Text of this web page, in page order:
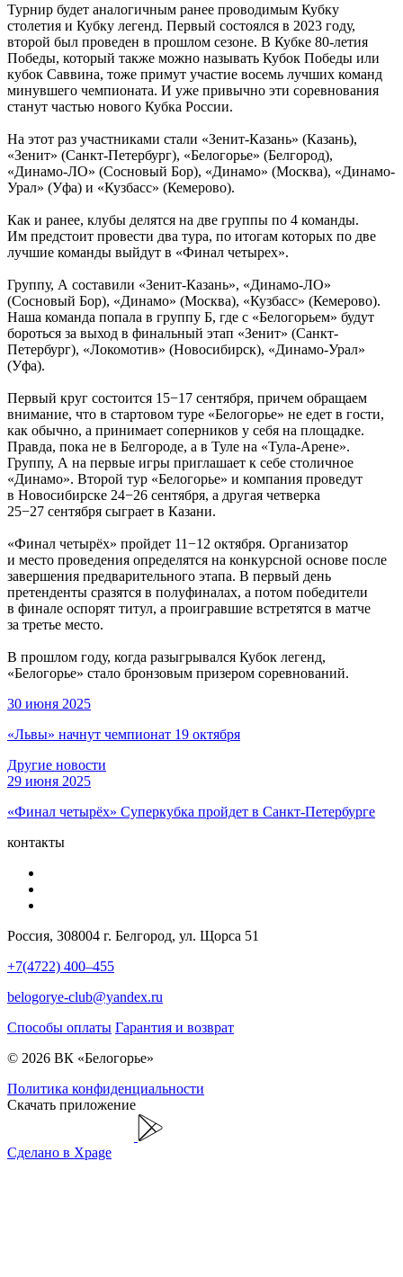
Турнир будет аналогичным ранее проводимым Кубку
столетия и Кубку легенд. Первый состоялся в 2023 году,
второй был проведен в прошлом сезоне. В Кубке 80-летия
Победы, который также можно называть Кубок Победы или
кубок Саввина, тоже примут участие восемь лучших команд
минувшего чемпионата. И уже привычно эти соревнования
станут частью нового Кубка России.
На этот раз участниками стали «Зенит-Казань» (Казань),
«Зенит» (Санкт-Петербург), «Белогорье» (Белгород),
«Динамо-ЛО» (Сосновый Бор), «Динамо» (Москва), «Динамо-
Урал» (Уфа) и «Кузбасс» (Кемерово).
Как и ранее, клубы делятся на две группы по 4 команды.
Им предстоит провести два тура, по итогам которых по две
лучшие команды выйдут в «Финал четырех».
Группу, А составили «Зенит-Казань», «Динамо-ЛО»
(Сосновый Бор), «Динамо» (Москва), «Кузбасс» (Кемерово).
Наша команда попала в группу Б, где с «Белогорьем» будут
бороться за выход в финальный этап «Зенит» (Санкт-
Петербург), «Локомотив» (Новосибирск), «Динамо-Урал»
(Уфа).
Первый круг состоится 15−17 сентября, причем обращаем
внимание, что в стартовом туре «Белогорье» не едет в гости,
как обычно, а принимает соперников у себя на площадке.
Правда, пока не в Белгороде, а в Туле на «Тула-Арене».
Группу, А на первые игры приглашает к себе столичное
«Динамо». Второй тур «Белогорье» и компания проведут
в Новосибирске 24−26 сентября, а другая четверка
25−27 сентября сыграет в Казани.
«Финал четырёх» пройдет 11−12 октября. Организатор
и место проведения определятся на конкурсной основе после
завершения предварительного этапа. В первый день
претенденты сразятся в полуфиналах, а потом победители
в финале оспорят титул, а проигравшие встретятся в матче
за третье место.
В прошлом году, когда разыгрывался Кубок легенд,
«Белогорье» стало бронзовым призером соревнований.
30 июня 2025
«Львы» начнут чемпионат 19 октября
Другие новости
29 июня 2025
«Финал четырёх» Суперкубка пройдет в Санкт-Петербурге
контакты
Россия, 308004 г. Белгород, ул. Щорса 51
+7(4722) 400–455
belogorye-club@yandex.ru
Способы оплаты Гарантия и возврат
© 2026 ВК «Белогорье»
Политика конфиденциальности
Скачать приложение
Сделано в Xpage